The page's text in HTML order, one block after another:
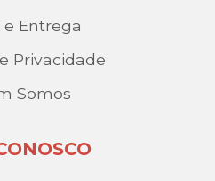
e Entrega
Privacidade
Somos